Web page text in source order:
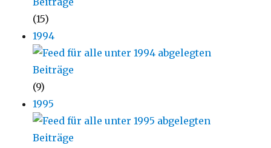
(15)
1994
(9)
1995